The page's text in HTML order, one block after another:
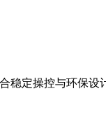
稳定操控与环保设